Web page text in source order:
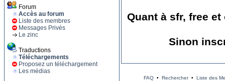
Forum
Accès au forum
Liste des membres
Messages Privés
Le zinc
Traductions
Téléchargements
Proposez un téléchargement
Les médias
Quant à sfr, free
Sinon
FAQ• Rechercher• Liste des